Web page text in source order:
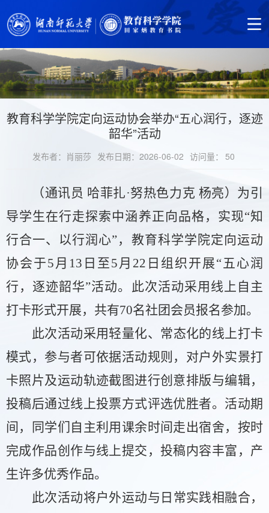
教育科学学院定向运动协会举办“五心润行，逐迹
韶华”活动
发布者：肖丽莎 发布日期：2026-06-02 访问量： 50
（通讯员 哈菲扎·努热色力克 杨亮）为引
导学生在行走探索中涵养正向品格，实现“知
行合一、以行润心”，教育科学学院定向运动
协会于5月13日至5月22日组织开展“五心润
行，逐迹韶华”活动。此次活动采用线上自主
打卡形式开展，共有70名社团会员报名参加。
此次活动采用轻量化、常态化的线上打卡
模式，参与者可依据活动规则，对户外实景打
卡照片及运动轨迹截图进行创意排版与编辑，
投稿后通过线上投票方式评选优胜者。活动期
间，同学们自主利用课余时间走出宿舍，按时
完成作品创作与线上提交，投稿内容丰富，产
生许多优秀作品。
此次活动将户外运动与日常实践相融合，